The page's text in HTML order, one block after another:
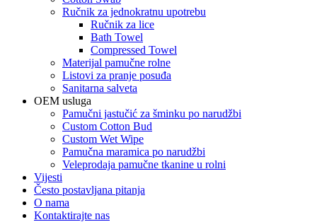
Ručnik za jednokratnu upotrebu
Ručnik za lice
Bath Towel
Compressed Towel
Materijal pamučne rolne
Listovi za pranje posuđa
Sanitarna salveta
OEM usluga
Pamučni jastučić za šminku po narudžbi
Custom Cotton Bud
Custom Wet Wipe
Pamučna maramica po narudžbi
Veleprodaja pamučne tkanine u rolni
Vijesti
Često postavljana pitanja
O nama
Kontaktirajte nas